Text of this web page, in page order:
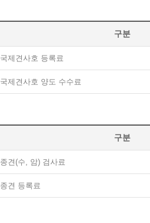
구분
국제견사호 등록료
국제견사호 양도 수수료
구분
종견(수, 암) 검사료
종견 등록료